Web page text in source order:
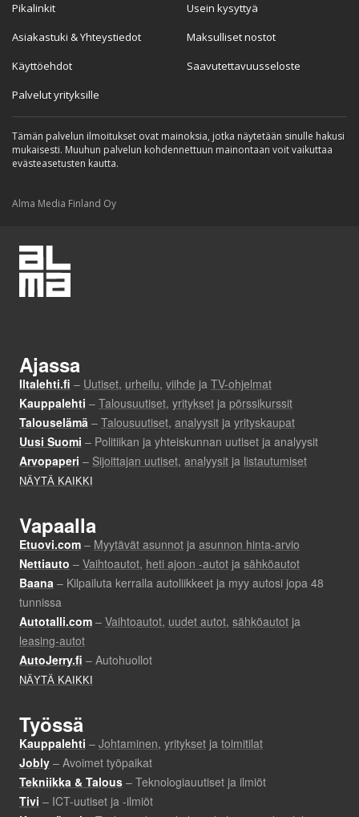
Pikalinkit
Asiakastuki & Yhteystiedot
Käyttöehdot
Palvelut yrityksille
Usein kysyttyä
Maksulliset nostot
Saavutettavuusseloste
Tämän palvelun ilmoitukset ovat mainoksia, jotka näytetään sinulle hakusi
mukaisesti. Muuhun palvelun kohdennettuun mainontaan voit vaikuttaa
evästeasetusten kautta.
Alma Media Finland Oy